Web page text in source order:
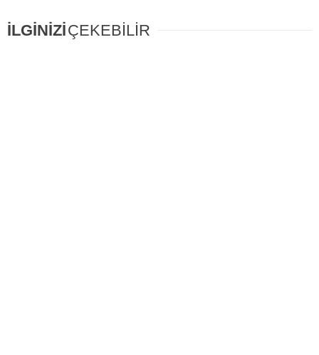
İLGİNİZİÇEKEBİLİR